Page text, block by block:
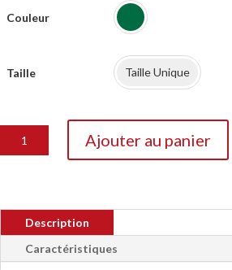
510.00€.
Couleur
Taille Taille Unique
quantité
de
Victory
401731
Ajouter au panier
Description
Caractéristiques